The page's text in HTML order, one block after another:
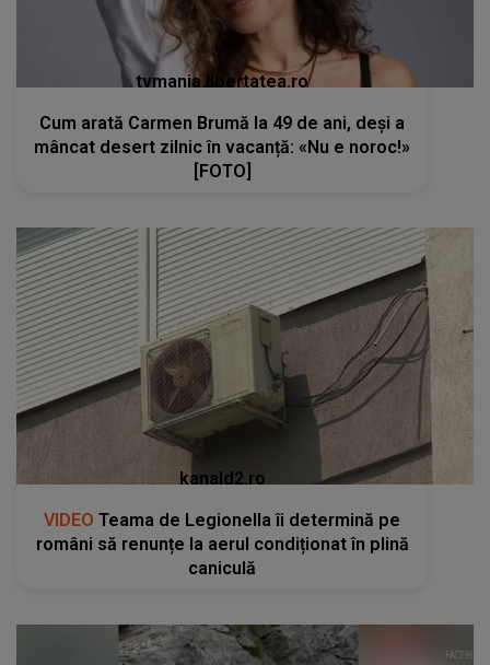
tvmania.libertatea.ro
Cum arată Carmen Brumă la 49 de ani, deși a
mâncat desert zilnic în vacanță: «Nu e noroc!»
[FOTO]
kanald2.ro
VIDEO Teama de Legionella îi determină pe
români să renunțe la aerul condiționat în plină
caniculă